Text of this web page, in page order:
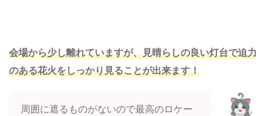
会場から少し離れていますが、見晴らしの良い灯台で迫力
のある花火をしっかり見ることが出来ます！
周囲に遮るものがないので最高のロケー